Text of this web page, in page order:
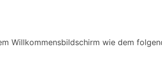
Willkommensbildschirm wie dem